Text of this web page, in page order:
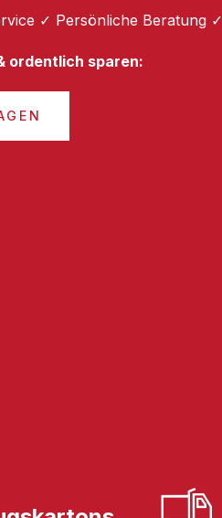
✓ Persönliche Beratung ✓
ordentlich sparen: